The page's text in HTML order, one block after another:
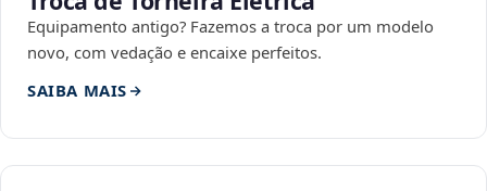
Equipamento antigo? Fazemos a troca por um modelo
novo, com vedação e encaixe perfeitos.
SAIBA MAIS